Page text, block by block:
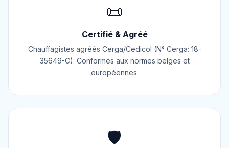
📜
Certifié & Agréé
Chauffagistes agréés Cerga/Cedicol (N° Cerga: 18-
35649-C). Conformes aux normes belges et
européennes.
🛡️